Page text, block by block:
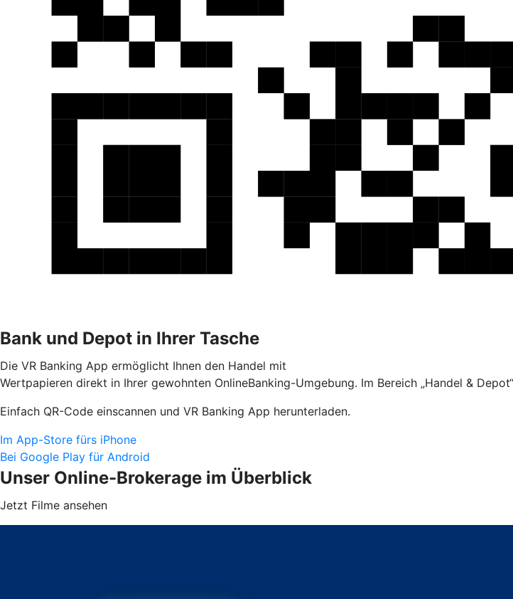
Bank und Depot in Ihrer Tasche
Die VR Banking App ermöglicht Ihnen den Handel mit
Wertpapieren direkt in Ihrer gewohnten OnlineBanking-Umgebung. Im Bereich „Handel &
Einfach QR-Code einscannen und VR Banking App herunterladen.
Im App-Store fürs iPhone
Bei Google Play für Android
Unser Online-Brokerage im Überblick
Jetzt Filme ansehen